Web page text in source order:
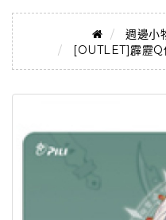
週邊小
[OUTLET]霹靂Q